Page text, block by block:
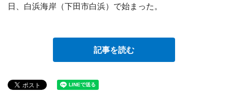
日、白浜海岸（下田市白浜）で始まった。
記事を読む